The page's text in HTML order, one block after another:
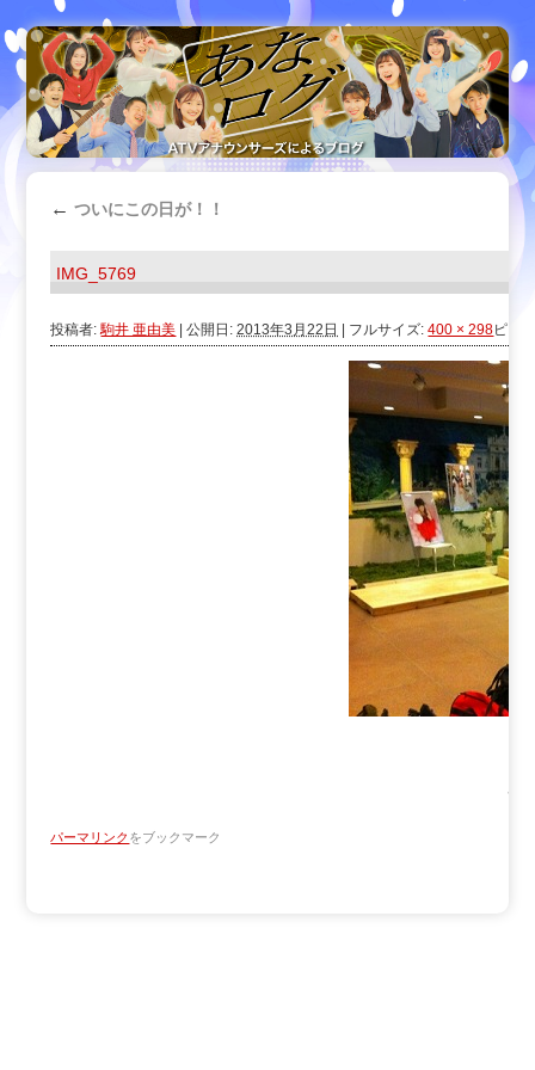
← ついにこの日が！！
IMG_5769
投稿者: 駒井 亜由美 公開日: 2013年3月22日 フルサイズ:400 × 298ピク
ス
パーマリンク をブックマーク